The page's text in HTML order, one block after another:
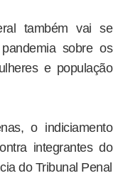
também vai se
sobre os
e população
o indiciamento
integrantes do
do Tribunal Penal